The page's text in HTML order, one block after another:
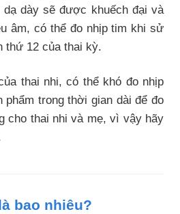
dày sẽ được khuếch đại và
âm, có thể đo nhịp tim khi sử
thứ 12 của thai kỳ.
thai nhi, có thể khó đo nhịp
phẩm trong thời gian dài để đo
cho thai nhi và mẹ, vì vậy hãy
bao nhiêu?